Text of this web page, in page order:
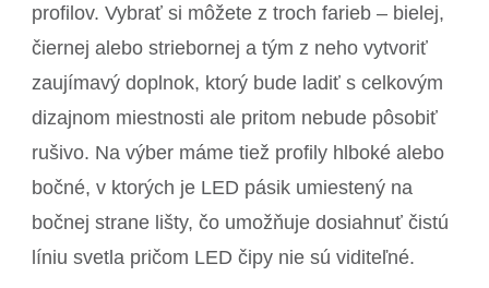
profilov. Vybrať si môžete z troch farieb – bielej,
čiernej alebo striebornej a tým z neho vytvoriť
zaujímavý doplnok, ktorý bude ladiť s celkovým
dizajnom miestnosti ale pritom nebude pôsobiť
rušivo. Na výber máme tiež profily hlboké alebo
bočné, v ktorých je LED pásik umiestený na
bočnej strane lišty, čo umožňuje dosiahnuť čistú
líniu svetla pričom LED čipy nie sú viditeľné.